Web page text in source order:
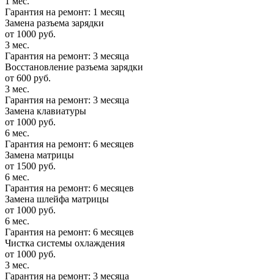
Гарантия на ремонт: 1 месяц
Замена разъема зарядки
от 1000 руб.
3 мес.
Гарантия на ремонт: 3 месяца
Восстановление разъема зарядки
от 600 руб.
3 мес.
Гарантия на ремонт: 3 месяца
Замена клавиатуры
от 1000 руб.
6 мес.
Гарантия на ремонт: 6 месяцев
Замена матрицы
от 1500 руб.
6 мес.
Гарантия на ремонт: 6 месяцев
Замена шлейфа матрицы
от 1000 руб.
6 мес.
Гарантия на ремонт: 6 месяцев
Чистка системы охлаждения
от 1000 руб.
3 мес.
Гарантия на ремонт: 3 месяца